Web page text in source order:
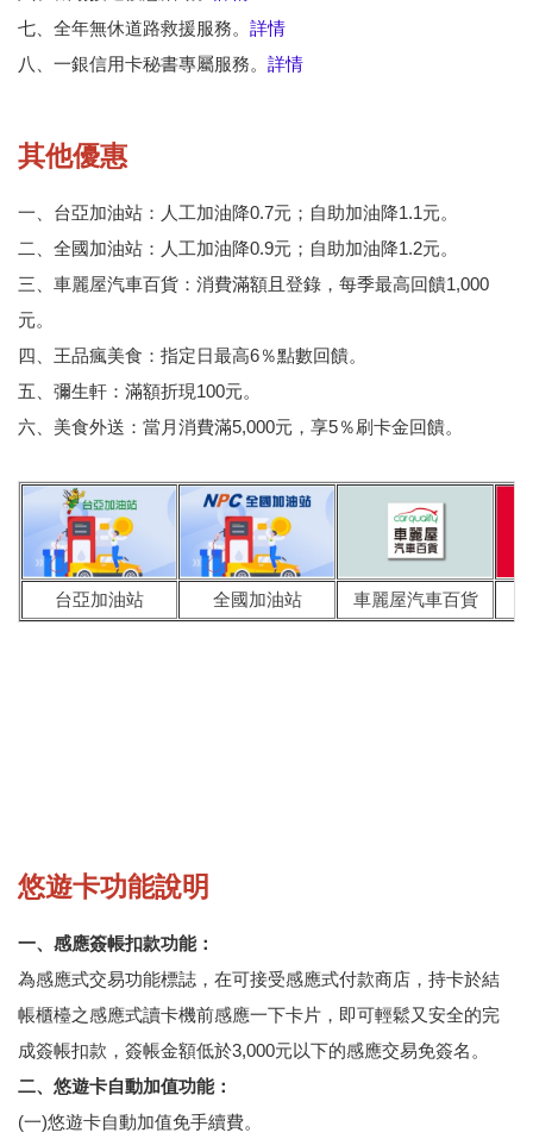
七、全年無休道路救援服務。 詳情
八、一銀信用卡秘書專屬服務。 詳情
其他優惠
一、台亞加油站：人工加油降0.7元；自助加油降1.1元。
二、全國加油站：人工加油降0.9元；自助加油降1.2元。
三、車麗屋汽車百貨：消費滿額且登錄，每季最高回饋1,000
元。
四、王品瘋美食：指定日最高6％點數回饋。
五、彌生軒：滿額折現100元。
六、美食外送：當月消費滿5,000元，享5％刷卡金回饋。
台亞加油站 全國加油站 車麗屋汽車百貨
悠遊卡功能說明
一、感應簽帳扣款功能：
為感應式交易功能標誌，在可接受感應式付款商店，持卡於結
帳櫃檯之感應式讀卡機前感應一下卡片，即可輕鬆又安全的完
成簽帳扣款，簽帳金額低於3,000元以下的感應交易免簽名。
二、悠遊卡自動加值功能：
(一)悠遊卡自動加值免手續費。